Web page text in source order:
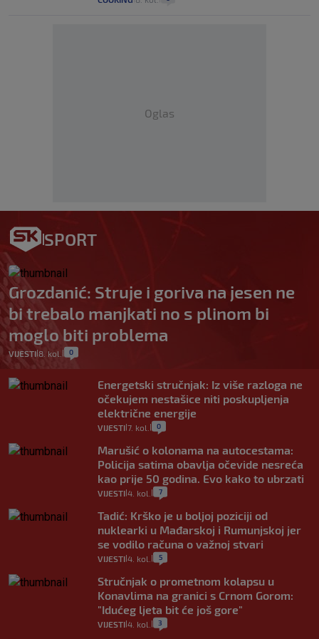
Oglas
SPORT
Grozdanić: Struje i goriva na jesen ne
bi trebalo manjkati no s plinom bi
moglo biti problema
VIJESTI| 8. kol. 0
Energetski stručnjak: Iz više razloga ne
očekujem nestašice niti poskupljenja
električne energije
VIJESTI 7. kol. 0
Marušić o kolonama na autocestama:
Policija satima obavlja očevide nesreća
kao prije 50 godina. Evo kako to ubrzati
VIJESTI 4. kol. 7
Tadić: Krško je u boljoj poziciji od
nuklearki u Mađarskoj i Rumunjskoj jer
se vodilo računa o važnoj stvari
VIJESTI 4. kol. 5
Stručnjak o prometnom kolapsu u
Konavlima na granici s Crnom Gorom:
"Idućeg ljeta bit će još gore"
VIJESTI 4. kol. 3